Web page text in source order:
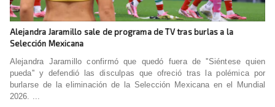
Alejandra Jaramillo sale de programa de TV tras burlas a la
Selección Mexicana
Alejandra Jaramillo confirmó que quedó fuera de ''Siéntese quien
pueda'' y defendió las disculpas que ofreció tras la polémica por
burlarse de la eliminación de la Selección Mexicana en el Mundial
2026. ...